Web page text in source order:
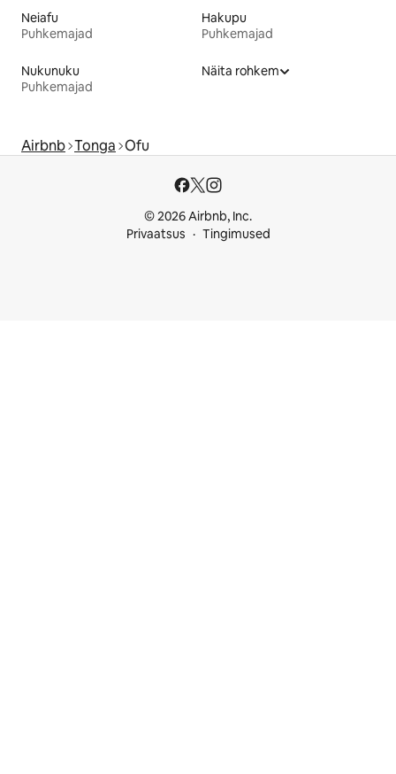
Neiafu
Puhkemajad
Hakupu
Puhkemajad
Nukunuku
Puhkemajad
Näita rohkem
Airbnb Tonga Ofu
© 2026 Airbnb, Inc.
Privaatsus
Tingimused